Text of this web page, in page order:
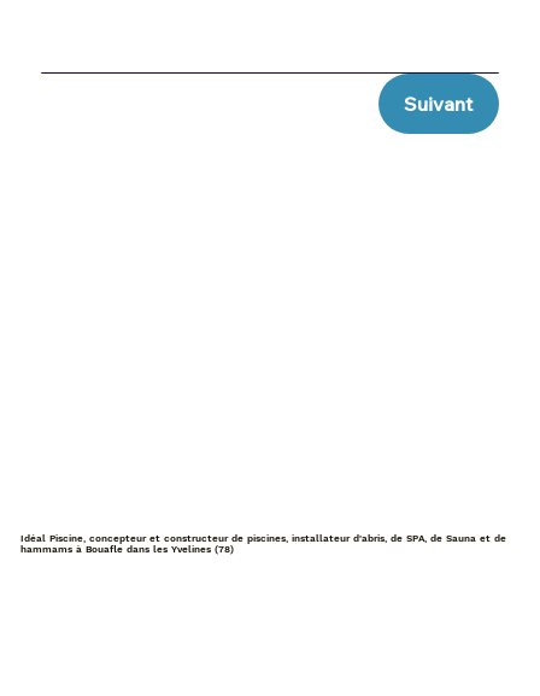
Suivant
Idéal Piscine, concepteur et constructeur de piscines, installateur d'abris, de SPA, de Sauna et de
hammams à Bouafle dans les Yvelines (78)